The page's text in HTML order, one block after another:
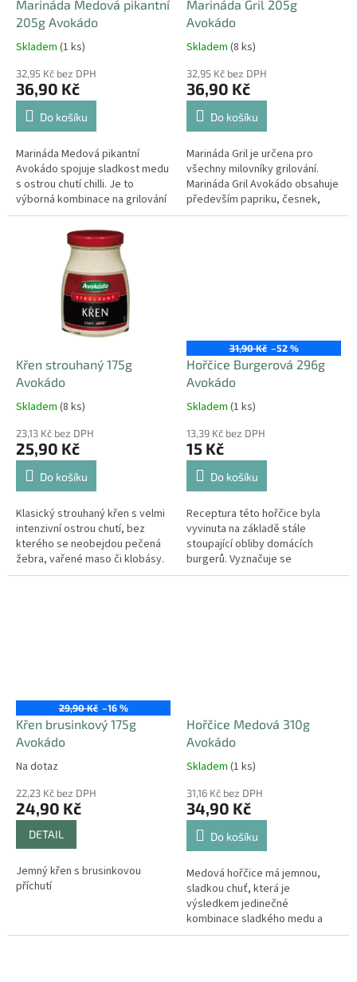
Marináda Medová pikantní
205g Avokádo
Skladem (1 ks)
32,95 Kč bez DPH
36,90 Kč
Do košíku
Marináda Medová pikantní
Avokádo spojuje sladkost medu
s ostrou chutí chilli. Je to
výborná kombinace na grilování
kuřecího nebo krůtího, lze však
použít na všechny druhy masa....
Marináda Gril 205g
Avokádo
Skladem (8 ks)
32,95 Kč bez DPH
36,90 Kč
Do košíku
Marináda Gril je určena pro
všechny milovníky grilování.
Marináda Gril Avokádo obsahuje
především papriku, česnek,
cibuli, chilli, kurkumu a pepř. Pro
Křen strouhaný 175g
Avokádo
Skladem (8 ks)
23,13 Kč bez DPH
25,90 Kč
Do košíku
Klasický strouhaný křen s velmi
intenzivní ostrou chutí, bez
kterého se neobejdou pečená
žebra, vařené maso či klobásy.
Je vhodný i na přípravu klasické
31,90 Kč –52 %
Hořčice Burgerová 296g
Avokádo
Skladem (1 ks)
13,39 Kč bez DPH
15 Kč
Do košíku
Receptura této hořčice byla
vyvinuta na základě stále
stoupající obliby domácích
burgerů. Vyznačuje se
příjemnou chutí a krémovou
29,90 Kč –16 %
Křen brusinkový 175g
Avokádo
Na dotaz
22,23 Kč bez DPH
24,90 Kč
DETAIL
Jemný křen s brusinkovou
příchutí
Hořčice Medová 310g
Avokádo
Skladem (1 ks)
31,16 Kč bez DPH
34,90 Kč
Do košíku
Medová hořčice má jemnou,
sladkou chuť, která je
výsledkem jedinečné
kombinace sladkého medu a
semínek hořčice bílé. Je skvělá